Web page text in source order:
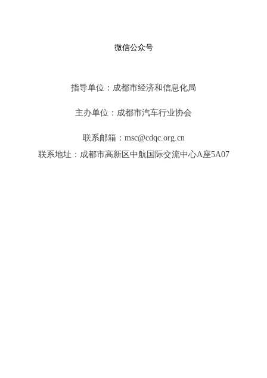
微信公众号
指导单位：成都市经济和信息化局
主办单位：成都市汽车行业协会
联系邮箱：msc@cdqc.org.cn
联系地址：成都市高新区中航国际交流中心A座5A07